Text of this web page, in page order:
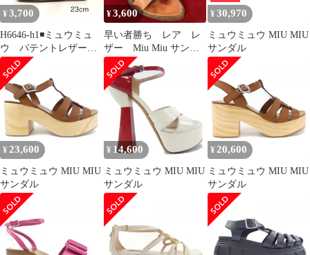
¥ 3,700
H6646-h1◾️ミュウミュ
ウ パテントレザー
サンダル
¥3,600
早い者勝ち レア レ
ザー Miu Miu サンダ
ル ミュウミュウ ブ
ラウン
¥ 30,970
ミュウミュウ MIU MIU
サンダル
¥ 23,600
ミュウミュウ MIU MIU
サンダル
¥ 14,600
ミュウミュウ MIU MIU
サンダル
¥ 20,600
ミュウミュウ MIU MIU
サンダル